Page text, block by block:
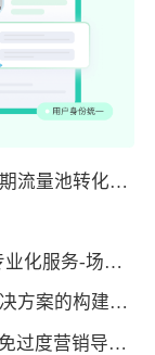
1.私域社群的长期运营：五招实现从短期流量池转化为品牌资产
3.私域运营的核心逻辑：轻量化获客-专业化服务-场景化转化
4.以用户为中心：私域交付中场景化解决方案的构建与优化
5.私域运营工具的“克制美学”：如何避免过度营销导致用户流失